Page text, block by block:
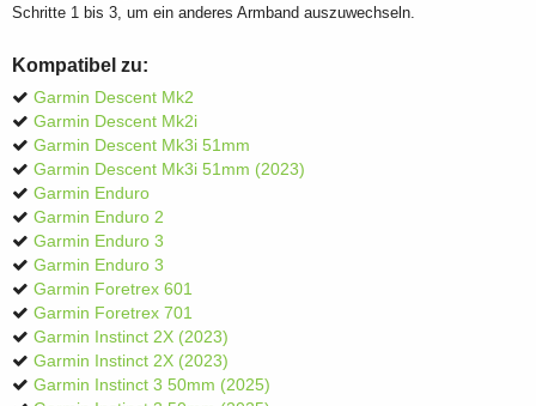
Schritte 1 bis 3, um ein anderes Armband auszuwechseln.
Kompatibel zu:
Garmin Descent Mk2
Garmin Descent Mk2i
Garmin Descent Mk3i 51mm
Garmin Descent Mk3i 51mm (2023)
Garmin Enduro
Garmin Enduro 2
Garmin Enduro 3
Garmin Enduro 3
Garmin Foretrex 601
Garmin Foretrex 701
Garmin Instinct 2X (2023)
Garmin Instinct 2X (2023)
Garmin Instinct 3 50mm (2025)